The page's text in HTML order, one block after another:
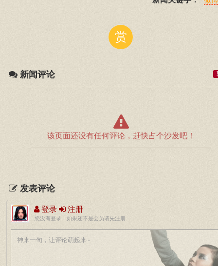
赏
新闻评论
该页面还没有任何评论，赶快占个沙发吧！
发表评论
登录 注册
您没有登录，如果还不是会员请先注册